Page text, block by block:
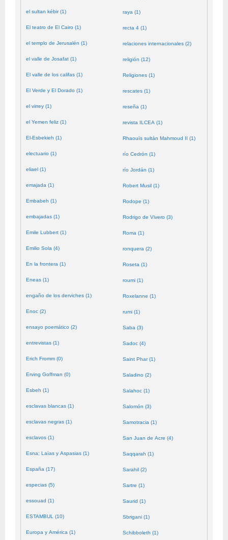
el sultan kébir (1)
El teatro de El Cairo (1)
el templo de Jerusalén (1)
el valle de Josafat (1)
El valle de los califas (1)
El Verde y El Dorado (1)
el virrey (1)
el Yemen feliz (1)
El-Esbekieh (1)
electuario (1)
eliael (1)
emajada (1)
Embabeh (1)
embajadas (1)
Emile Lubbert (1)
Emilio Sola (4)
En la frontera (1)
Eneas (1)
engaño de los derviches (1)
Enoc (2)
ensayo poemático (2)
entrevistas (1)
Erich Fromm (0)
Erving Goffman (0)
Esbeh (1)
esclavas blancas (1)
esclavas negras (1)
esclavos (1)
Esna; Laïas y Aspasias (1)
España (17)
especias (5)
essouad (1)
ESTAMBUL (10)
Europa y América (1)
raya (1)
recta 4 (1)
relaciones internacionales (2)
religión (12)
Religiones (1)
rescates (1)
reseña (1)
revista ILCEA (1)
Rhaouïs sultán Mahmoud II (1)
río Cedrón (1)
río Jordán (1)
Robert Musil (1)
Rodope (1)
Rodrigo de Vivero (3)
Roma (1)
ronquera (2)
Roseta (1)
roumi (1)
Roxelanne (1)
rumi (1)
Saba (3)
Sadoc (4)
Saint Phar (1)
Saladino (2)
Salahoc (1)
Salomón (3)
Samotracia (1)
San Juan de Acre (4)
Saqqarah (1)
Sarahil (2)
Sartre (1)
Saurid (1)
Sbrigani (1)
Schibboleth (1)